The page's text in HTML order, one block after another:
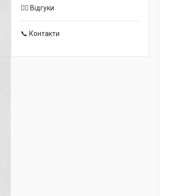
✍🏻 Відгуки
📞 Контакти